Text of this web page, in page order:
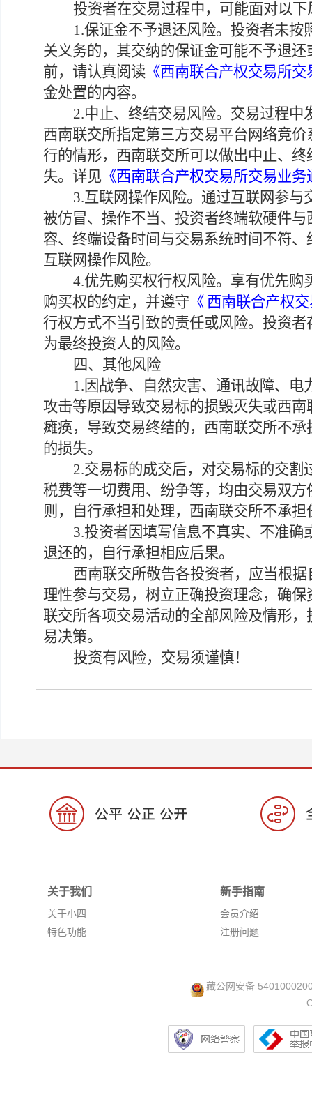
投资者在交易过程中，可能面对以
1.保证金不予退还风险。 投资者未按
关义务的， 其交纳的保证金可能不予退还
前，请认真阅读 《西南联合产权交易所
金处置的内容。
2.中止、终结交易风险。 交易过程中
西南联交所指定第三方交易平台网络竞价
行的情形，西南联交所可以做出中止、 终
失。 详见 《西南联合产权交易所交易业
3.互联网操作风险。 通过互联网参与
被仿冒、 操作不当、投资者终端软硬件与
容、 终端设备时间与交易系统时间不符、
互联网操作风险。
4.优先购买权行权风险。 享有优先购
购买权的约定，并遵守 《 西南联合产权
行权方式不当引致的责任或风险。投资
为最终投资人的风险。
四、其他风险
1. 因战争、自然灾害、 通讯故障、电
攻击等原因导致交易标的损毁灭失或西南
瘫痪，导致交易终结的，西南联交所不
的损失。
2.交易标的成交后，对交易标的交
税费等一切费用、纷争等， 均由交易双方
则 ，
自行承担和处理，西南联交所不承担
3.投资者因填写信息不真实、不准确
退还的，自行承担相应后果。
西南联交所敬告各投资者，应当根
理性参与交易，树立正确投资理念， 确保
联交所各项交易活动的全部风险及情形
易决策。
投资有风险，交易须谨慎！
关于我们
关于小四
特色功能
新手指南
会员介绍
注册问题
藏公网安备